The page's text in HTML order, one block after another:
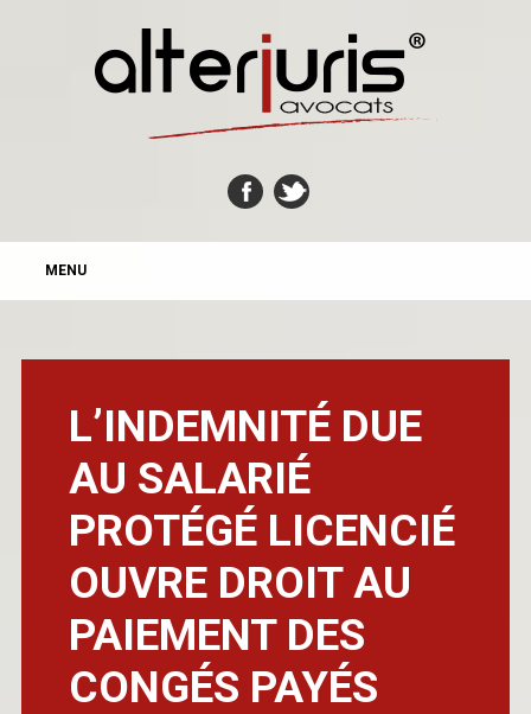
MAIN MENU
MENU
L’INDEMNITÉ DUE
AU SALARIÉ
PROTÉGÉ LICENCIÉ
OUVRE DROIT AU
PAIEMENT DES
CONGÉS PAYÉS